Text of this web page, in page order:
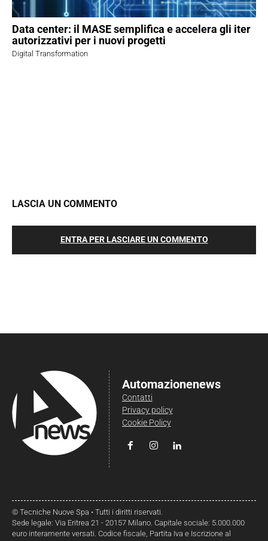
Data center: il MASE semplifica e accelera gli iter
autorizzativi per i nuovi progetti
Digital Transformation
LASCIA UN COMMENTO
ENTRA PER LASCIARE UN COMMENTO
Automazionenews
Contatti
Privacy policy
Cookie Policy
© Tecniche Nuove Spa • Tutti i diritti riservati.
Sede legale: Via Eritrea 21 - 20157 Milano. Capitale sociale: 5.000.000
euro interamente versati. Codice fiscale, Partita Iva e Iscrizione al